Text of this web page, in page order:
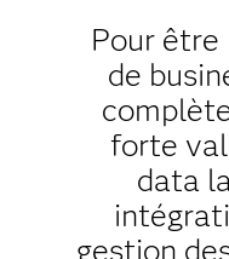
Pour
de
forte
data
gestion